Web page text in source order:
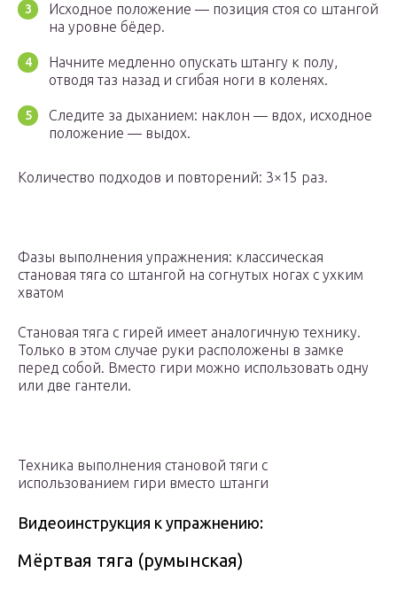
Исходное положение — позиция стоя со штангой
на уровне бёдер.
Начните медленно опускать штангу к полу,
отводя таз назад и сгибая ноги в коленях.
Следите за дыханием: наклон — вдох, исходное
положение — выдох.
Количество подходов и повторений: 3×15 раз.
Фазы выполнения упражнения: классическая
становая тяга со штангой на согнутых ногах с ухким
хватом
Становая тяга с гирей имеет аналогичную технику.
Только в этом случае руки расположены в замке
перед собой. Вместо гири можно использовать одну
или две гантели.
Техника выполнения становой тяги с
использованием гири вместо штанги
Видеоинструкция к упражнению:
Мёртвая тяга (румынская)